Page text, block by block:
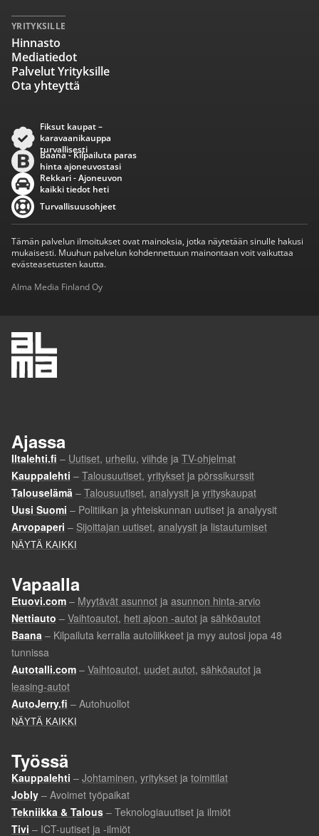
YRITYKSILLE
Hinnasto
Mediatiedot
Palvelut Yrityksille
Ota yhteyttä
Fiksut kaupat –
karavaanikauppa
turvallisesti
Baana - Kilpailuta paras
hinta ajoneuvostasi
Rekkari - Ajoneuvon
kaikki tiedot heti
Turvallisuusohjeet
Tämän palvelun ilmoitukset ovat mainoksia, jotka näytetään sinulle hakusi
mukaisesti. Muuhun palvelun kohdennettuun mainontaan voit vaikuttaa
evästeasetusten kautta.
Alma Media Finland Oy